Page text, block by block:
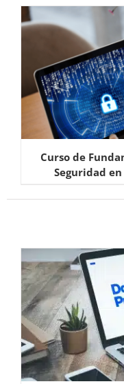
Curso de
Seguridad